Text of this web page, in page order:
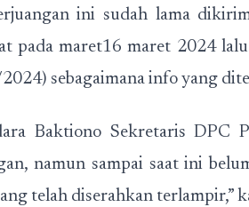
ini sudah lama
pada maret16 maret 2024
sebagaimana info yang
Baktiono Sekretaris DPC
namun sampai saat ini
telah diserahkan terlampir,”